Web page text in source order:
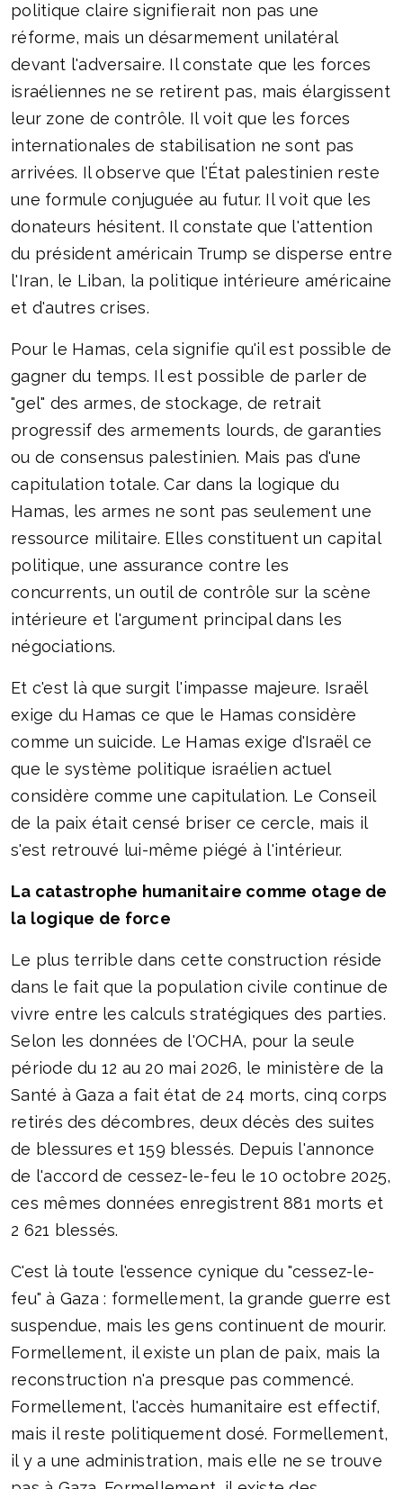
politique claire signifierait non pas une
réforme, mais un désarmement unilatéral
devant l'adversaire. Il constate que les forces
israéliennes ne se retirent pas, mais élargissent
leur zone de contrôle. Il voit que les forces
internationales de stabilisation ne sont pas
arrivées. Il observe que l'État palestinien reste
une formule conjuguée au futur. Il voit que les
donateurs hésitent. Il constate que l'attention
du président américain Trump se disperse entre
l'Iran, le Liban, la politique intérieure américaine
et d'autres crises.
Pour le Hamas, cela signifie qu'il est possible de
gagner du temps. Il est possible de parler de
"gel" des armes, de stockage, de retrait
progressif des armements lourds, de garanties
ou de consensus palestinien. Mais pas d'une
capitulation totale. Car dans la logique du
Hamas, les armes ne sont pas seulement une
ressource militaire. Elles constituent un capital
politique, une assurance contre les
concurrents, un outil de contrôle sur la scène
intérieure et l'argument principal dans les
négociations.
Et c'est là que surgit l'impasse majeure. Israël
exige du Hamas ce que le Hamas considère
comme un suicide. Le Hamas exige d'Israël ce
que le système politique israélien actuel
considère comme une capitulation. Le Conseil
de la paix était censé briser ce cercle, mais il
s'est retrouvé lui-même piégé à l'intérieur.
La catastrophe humanitaire comme otage de
la logique de force
Le plus terrible dans cette construction réside
dans le fait que la population civile continue de
vivre entre les calculs stratégiques des parties.
Selon les données de l'OCHA, pour la seule
période du 12 au 20 mai 2026, le ministère de la
Santé à Gaza a fait état de 24 morts, cinq corps
retirés des décombres, deux décès des suites
de blessures et 159 blessés. Depuis l'annonce
de l'accord de cessez-le-feu le 10 octobre 2025,
ces mêmes données enregistrent 881 morts et
2 621 blessés.
C'est là toute l'essence cynique du "cessez-le-
feu" à Gaza : formellement, la grande guerre est
suspendue, mais les gens continuent de mourir.
Formellement, il existe un plan de paix, mais la
reconstruction n'a presque pas commencé.
Formellement, l'accès humanitaire est effectif,
mais il reste politiquement dosé. Formellement,
il y a une administration, mais elle ne se trouve